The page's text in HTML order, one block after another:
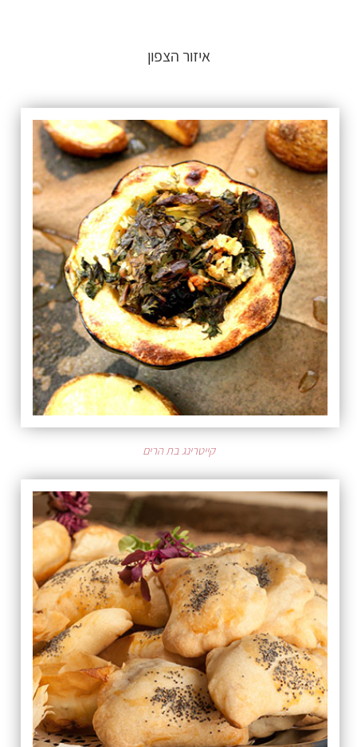
איזור הצפון
קייטרינג בת הרים